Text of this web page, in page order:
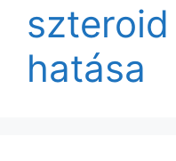
hatása